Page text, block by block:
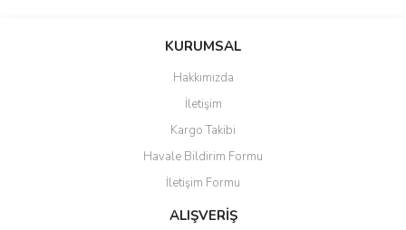
Bu ürüne ilk yorumu siz yapın!
Yorum Yaz
Ürün resmi kalitesiz, bozuk veya görüntülenemiyor.
Ürün açıklamasında eksik bilgiler bulunuyor.
Ürün bilgilerinde hatalar bulunuyor.
Ürün fiyatı diğer sitelerden daha pahalı.
Bu ürüne benzer farklı alternatifler olmalı.
KURUMSAL
Hakkımızda
İletişim
Kargo Takibi
Havale Bildirim Formu
İletişim Formu
ALIŞVERİŞ